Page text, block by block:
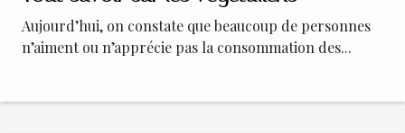
Aujourd’hui, on constate que beaucoup de personnes
n’aiment ou n’apprécie pas la consommation des...